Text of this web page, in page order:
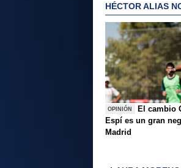
HÉCTOR ALIAS
OPINIÓN
El cambio
Espí es un gran
Madrid